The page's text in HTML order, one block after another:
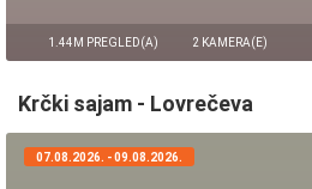
1.44M PREGLED(A) 2 KAMERA(E)
Krčki sajam - Lovrečeva
07.08.2026. - 09.08.2026.